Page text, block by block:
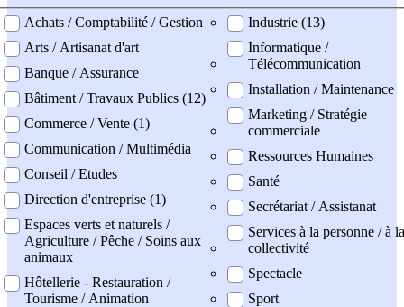
professionel
Achats / Comptabilité / Gestion
Arts / Artisanat d'art
Banque / Assurance
Bâtiment / Travaux Publics (12)
Commerce / Vente (1)
Communication / Multimédia
Conseil / Etudes
Direction d'entreprise (1)
Espaces verts et naturels /
Agriculture / Pêche / Soins aux
animaux
Hôtellerie - Restauration /
Tourisme / Animation
Industrie (13)
Informatique /
Télécommunication
Installation / Maintenance
Marketing / Stratégie
commerciale
Ressources Humaines
Santé
Secrétariat / Assistanat
Services à la personne / à la
collectivité
Spectacle
Sport